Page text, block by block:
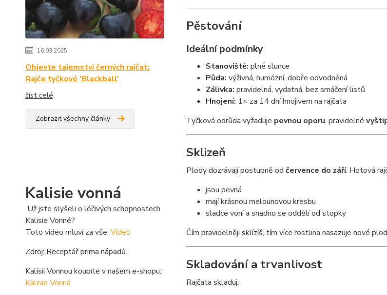
16.03.2025
Objevte tajemství černých rajčat:
Rajče tyčkové 'Blackball'
číst celé
Zobrazit všechny články
Kalisie vonná
Už jste slyšeli o léčivých schopnostech
Kalisie Vonné?
Toto video mluví za vše: Video
Zdroj: Receptář prima nápadů.
Kalisii Vonnou koupíte v našem e-shopu:
Kalisie Vonná
Pěstování
Ideální podmínky
Stanoviště: plné slunce
Půda: výživná, humózní, dobře odvodněná
Zálivka: pravidelná, vydatná, bez smáčení listů
Hnojení: 1× za 14 dní hnojivem na rajčata
Tyčková odrůda vyžaduje pevnou oporu, pravidelné
Sklizeň
Plody dozrávají postupně od července do září. Hotová
jsou pevná
mají krásnou melounovou kresbu
sladce voní a snadno se oddělí od stopky
Čím pravidelněji sklízíš, tím více rostlina nasazuje nové
Skladování a trvanlivost
Rajčata skladuj: